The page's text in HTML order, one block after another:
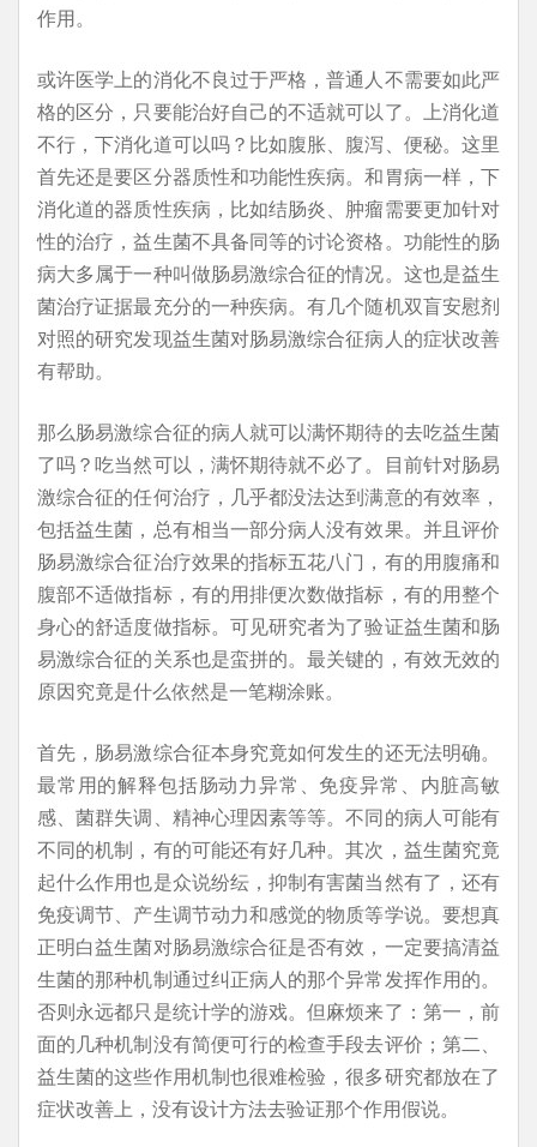
作用。
或许医学上的消化不良过于严格，普通人不需要如此严
格的区分，只要能治好自己的不适就可以了。上消化道
不行，下消化道可以吗？比如腹胀、腹泻、便秘。这里
首先还是要区分器质性和功能性疾病。和胃病一样，下
消化道的器质性疾病，比如结肠炎、肿瘤需要更加针对
性的治疗，益生菌不具备同等的讨论资格。功能性的肠
病大多属于一种叫做肠易激综合征的情况。这也是益生
菌治疗证据最充分的一种疾病。有几个随机双盲安慰剂
对照的研究发现益生菌对肠易激综合征病人的症状改善
有帮助。
那么肠易激综合征的病人就可以满怀期待的去吃益生菌
了吗？吃当然可以，满怀期待就不必了。目前针对肠易
激综合征的任何治疗，几乎都没法达到满意的有效率，
包括益生菌，总有相当一部分病人没有效果。并且评价
肠易激综合征治疗效果的指标五花八门，有的用腹痛和
腹部不适做指标，有的用排便次数做指标，有的用整个
身心的舒适度做指标。可见研究者为了验证益生菌和肠
易激综合征的关系也是蛮拼的。最关键的，有效无效的
原因究竟是什么依然是一笔糊涂账。
首先，肠易激综合征本身究竟如何发生的还无法明确。
最常用的解释包括肠动力异常、免疫异常、内脏高敏
感、菌群失调、精神心理因素等等。不同的病人可能有
不同的机制，有的可能还有好几种。其次，益生菌究竟
起什么作用也是众说纷纭，抑制有害菌当然有了，还有
免疫调节、产生调节动力和感觉的物质等学说。要想真
正明白益生菌对肠易激综合征是否有效，一定要搞清益
生菌的那种机制通过纠正病人的那个异常发挥作用的。
否则永远都只是统计学的游戏。但麻烦来了：第一，前
面的几种机制没有简便可行的检查手段去评价；第二、
益生菌的这些作用机制也很难检验，很多研究都放在了
症状改善上，没有设计方法去验证那个作用假说。